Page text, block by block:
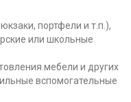
портфели и т.п.),
или школьные
мебели и других
вспомогательные